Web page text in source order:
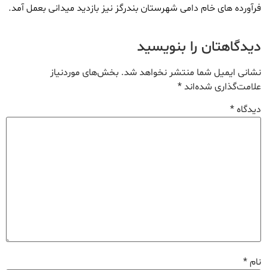
فرآورده های خام دامی شهرستان بندرگز نیز بازدید میدانی بعمل آمد.
دیدگاهتان را بنویسید
نشانی ایمیل شما منتشر نخواهد شد. بخش‌های موردنیاز
علامت‌گذاری شده‌اند*
دیدگاه*
نام*